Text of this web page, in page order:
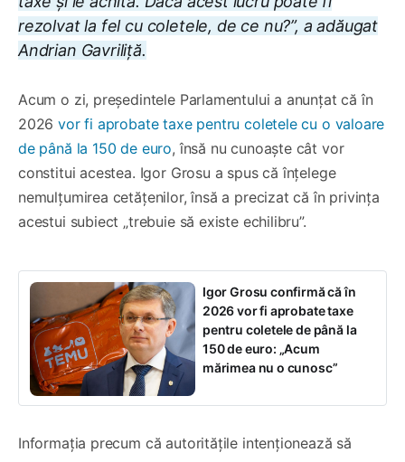
rezolvat la fel cu coletele, de ce nu?”, a adăugat
Andrian Gavriliță.
Acum o zi, președintele Parlamentului a anunțat că în
2026vor fi aprobate taxe pentru coletele cu o valoare
de până la 150 de euro, însă nu cunoaște cât vor
constitui acestea. Igor Grosu a spus că înțelege
nemulțumirea cetățenilor, însă a precizat că în privința
acestui subiect „trebuie să existe echilibru”.
Igor Grosu confirmă că în
2026 vor fi aprobate taxe
pentru coletele de până la
150 de euro: „Acum
mărimea nu o cunosc”
Informația precum că autoritățile intenționează să